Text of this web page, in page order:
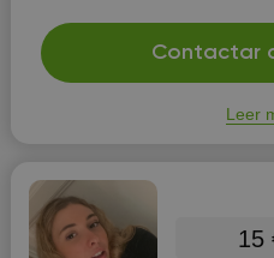
Contactar
Leer
15